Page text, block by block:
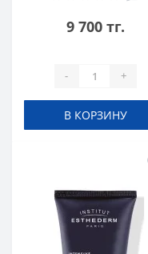
9 700 тг.
- +
В КОРЗИНУ